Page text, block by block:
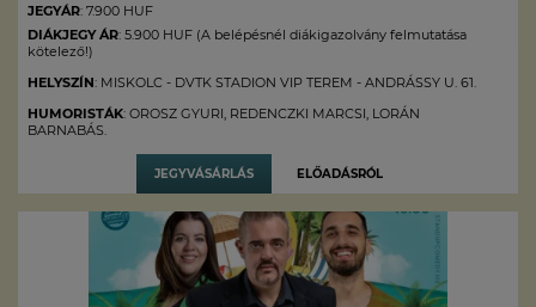
JEGYÁR: 7.900 HUF
DIÁKJEGY ÁR: 5.900 HUF (A belépésnél diákigazolvány felmutatása
kötelező!)
HELYSZÍN: MISKOLC - DVTK STADION VIP TEREM - ANDRÁSSY U. 61.
HUMORISTÁK: OROSZ GYURI, REDENCZKI MARCSI, LORÁN
BARNABÁS.
JEGYVÁSÁRLÁS ELŐADÁSRÓL